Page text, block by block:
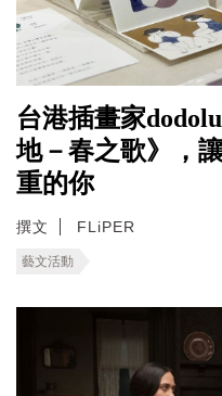
台港插畫家
地－春之歌》，
重的你
撰文 FLiPER
藝文活動